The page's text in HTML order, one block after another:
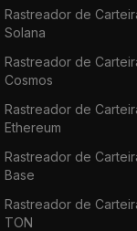
Rastreador de
Solana
Rastreador de
Cosmos
Rastreador de
Ethereum
Rastreador de
Base
Rastreador de
TON